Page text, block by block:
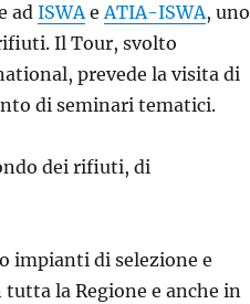
ad ISWAeATIA-ISWA, uno
Il Tour, svolto
prevede la visita di
di seminari tematici.
dei rifiuti, di
impianti di selezione e
la Regione e anche in